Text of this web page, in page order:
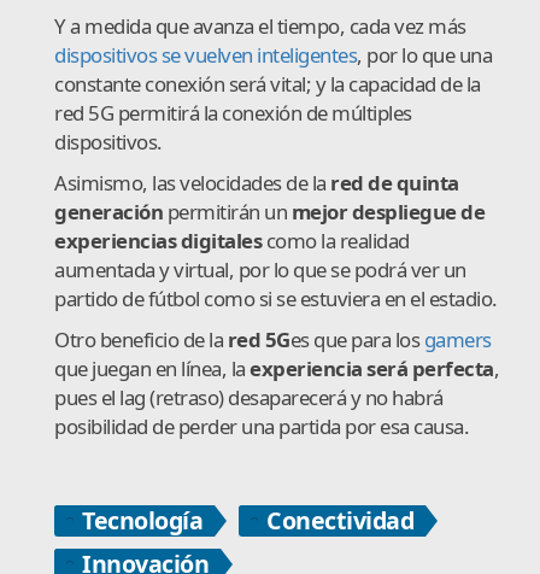
Y a medida que avanza el tiempo, cada vez más
dispositivos se vuelven inteligentes, por lo que una
constante conexión será vital; y la capacidad de la
red 5G permitirá la conexión de múltiples
dispositivos.
Asimismo, las velocidades de la red de quinta
generación permitirán un mejor despliegue de
experiencias digitalescomo la realidad
aumentada y virtual, por lo que se podrá ver un
partido de fútbol como si se estuviera en el estadio.
Otro beneficio de la red 5Ges que para losgamers
que juegan en línea, laexperiencia será perfecta,
pues el lag (retraso) desaparecerá y no habrá
posibilidad de perder una partida por esa causa.
Tecnología
Conectividad
Innovación